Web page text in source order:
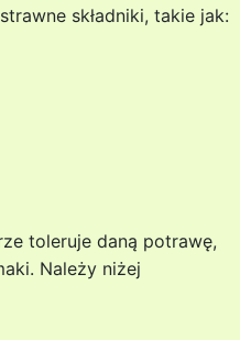
składniki, takie jak:
toleruje daną potrawę,
Należy niżej